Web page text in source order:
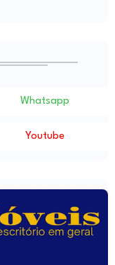
Whatsapp
Youtube